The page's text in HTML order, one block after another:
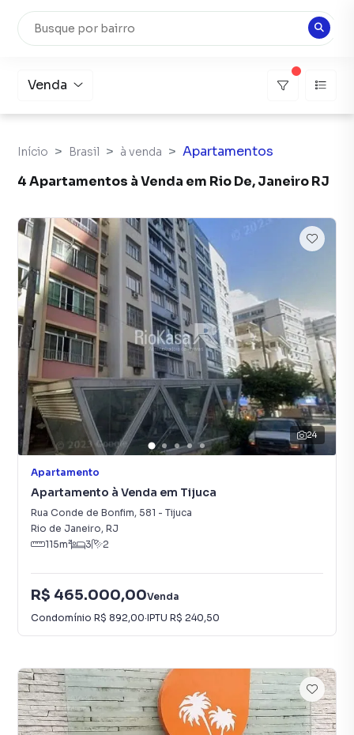
Venda
Início Brasil à venda
Apartamentos
4 Apartamentos à Venda em Rio De, Janeiro RJ
24
Apartamento
Apartamento à Venda em Tijuca
Rua Conde de Bonfim, 581 - Tijuca
Rio de Janeiro, RJ
115m² 3 2
R$ 465.000,00Venda
Condomínio R$ 892,00·IPTU R$ 240,50